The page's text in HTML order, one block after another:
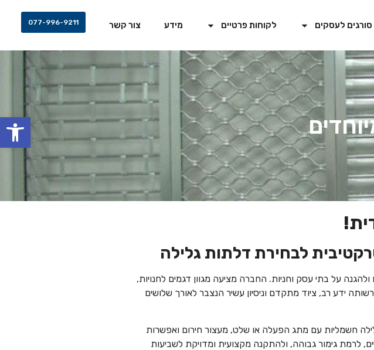
פתח
סורגים לעסקים לקוחות פרטיים מידע צור קשר 077-996-9211
לבחירת דלתות גלילה
על בתי עסק וחניות. החברה מציעה מגוון דגמים לחנויות,
ידע רב, ציוד מתקדם וניסיון עשיר הנצבר לאורך שלושים
חשמליות עם מתג הפעלה או שלט, מעצור חירום ואפשרות
גימור גבוהה, ולהתקנה מקצועית ומדויקת לשביעות